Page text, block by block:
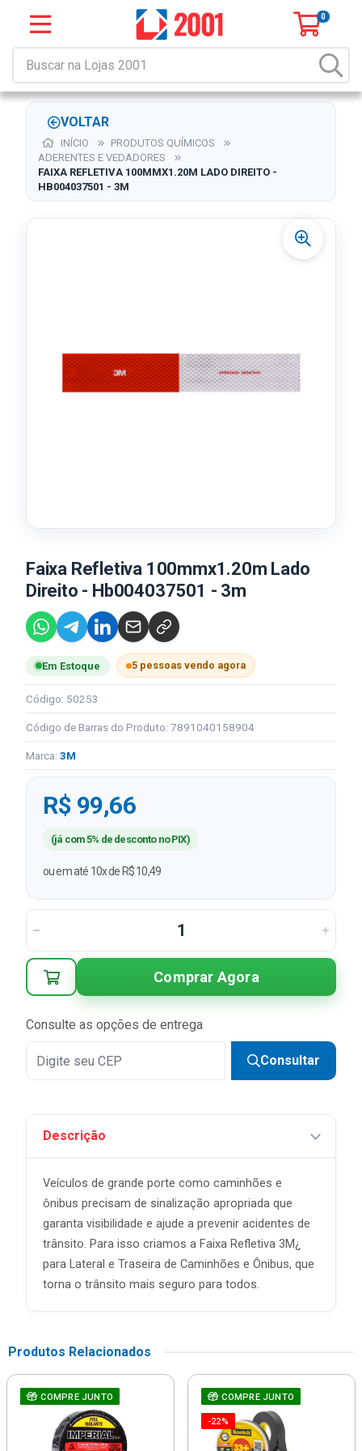
0
VOLTAR
INÍCIO
PRODUTOS QUÍMICOS
ADERENTES E VEDADORES
FAIXA REFLETIVA 100MMX1.20M LADO DIREITO -
HB004037501 - 3M
Faixa Refletiva 100mmx1.20m Lado
Direito - Hb004037501 - 3m
Em Estoque 5 pessoas vendo agora
Código: 50253
Código de Barras do Produto: 7891040158904
Marca: 3M
R$ 99,66
(já com 5% de desconto no PIX)
ou em até 10x de R$ 10,49
Comprar Agora
Consulte as opções de entrega
Consultar
Descrição
Veículos de grande porte como caminhões e
ônibus precisam de sinalização apropriada que
garanta visibilidade e ajude a prevenir acidentes de
trânsito. Para isso criamos a Faixa Refletiva 3M¿
para Lateral e Traseira de Caminhões e Ônibus, que
torna o trânsito mais seguro para todos.
Produtos Relacionados
COMPRE JUNTO COMPRE JUNTO
-22%